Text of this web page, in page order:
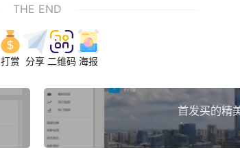
THE END
打赏 分享 二维码 海报
首发买的精